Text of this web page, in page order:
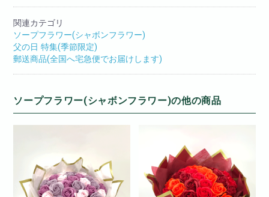
関連カテゴリ
ソープフラワー(シャボンフラワー)
父の日 特集(季節限定)
郵送商品(全国へ宅急便でお届けします)
ソープフラワー(シャボンフラワー)の他の商品